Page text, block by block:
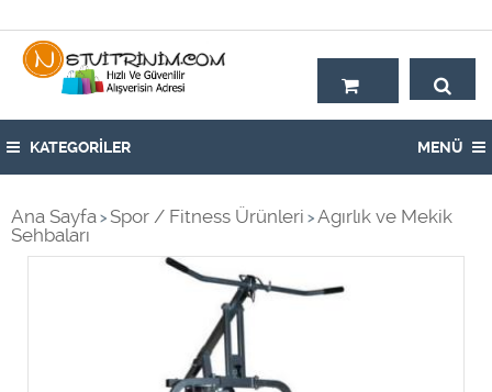
KATEGORİLER MENÜ
Ana Sayfa > Spor / Fitness Ürünleri > Agırlık ve Mekik
Sehbaları